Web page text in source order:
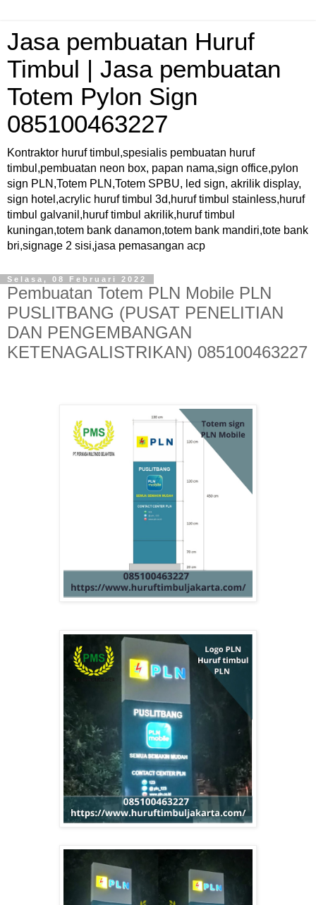
Jasa pembuatan Huruf
Timbul | Jasa pembuatan
Totem Pylon Sign
085100463227
Kontraktor huruf timbul,spesialis pembuatan huruf
timbul,pembuatan neon box, papan nama,sign office,pylon
sign PLN,Totem PLN,Totem SPBU, led sign, akrilik display,
sign hotel,acrylic huruf timbul 3d,huruf timbul stainless,huruf
timbul galvanil,huruf timbul akrilik,huruf timbul
kuningan,totem bank danamon,totem bank mandiri,tote bank
bri,signage 2 sisi,jasa pemasangan acp
Selasa, 08 Februari 2022
Pembuatan Totem PLN Mobile PLN
PUSLITBANG (PUSAT PENELITIAN
DAN PENGEMBANGAN
KETENAGALISTRIKAN) 085100463227